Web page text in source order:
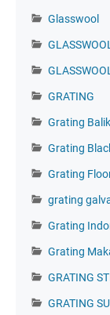
Glasswool
GRATING
Grating
Grating
Grating
grating
Grating
Grating
GRATING
GRATING